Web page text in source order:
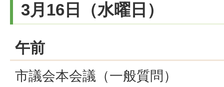
3月16日（水曜日）
午前
市議会本会議（一般質問）